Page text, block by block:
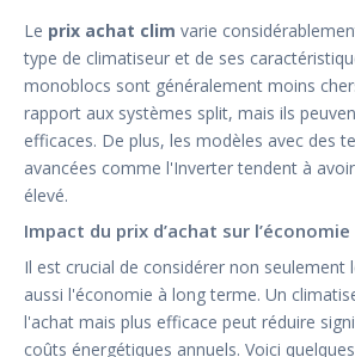
Le prix achat clim varie
type de climatiseur et de ses
monoblocs sont généralement moins
rapport aux systèmes split, mais ils
efficaces. De plus, les modèles avec des
avancées comme l'Inverter tendent à
élevé.
Impact du prix d’achat sur
Il est crucial de considérer non seulement
aussi l'économie à long terme. Un
l'achat mais plus efficace peut réduire
coûts énergétiques annuels. Voici